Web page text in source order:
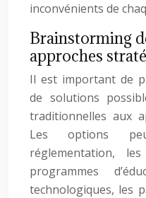
inconvénients de
Brainstorming
approches
Il est important de
de solutions
traditionnelles aux
Les options
réglementation,
programmes
technologiques, les